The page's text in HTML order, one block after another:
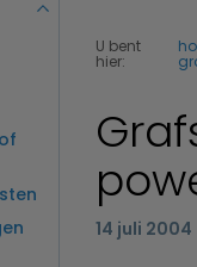
Basis
U bent
hier:
14 juli 2004